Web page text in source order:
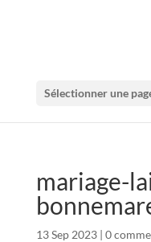
Sélectionner une
mariage-
13 Sep 2023| 0